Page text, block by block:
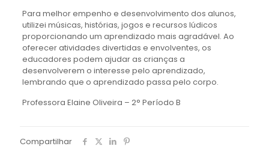
Para melhor empenho e desenvolvimento dos alunos,
utilizei músicas, histórias, jogos e recursos lúdicos
proporcionando um aprendizado mais agradável. Ao
oferecer atividades divertidas e envolventes, os
educadores podem ajudar as crianças a
desenvolverem o interesse pelo aprendizado,
lembrando que o aprendizado passa pelo corpo.
Professora Elaine Oliveira – 2° Período B
Compartilhar